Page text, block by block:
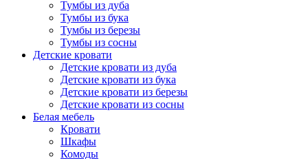
Тумбы из дуба
Тумбы из бука
Тумбы из березы
Тумбы из сосны
Детские кровати
Детские кровати из дуба
Детские кровати из бука
Детские кровати из березы
Детские кровати из сосны
Белая мебель
Кровати
Шкафы
Комоды